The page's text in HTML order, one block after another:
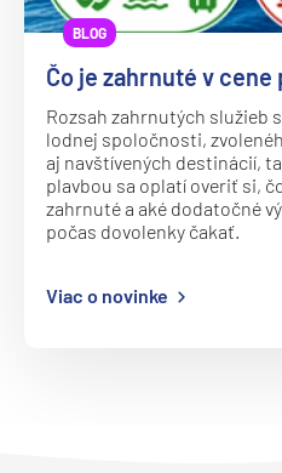
Norwegian Aqua
Norwegian Aura
Norwegian
Norwegian Dawn
Norwegian Encore
Norwegian Escape
BLOG
Čo je zahrnuté v cene
Rozsah zahrnutých služieb
lodnej spoločnosti,
aj navštívených destinácií,
plavbou sa oplatí overiť si,
zahrnuté a aké dodatočné
počas dovolenky čakať.
Viac o novinke